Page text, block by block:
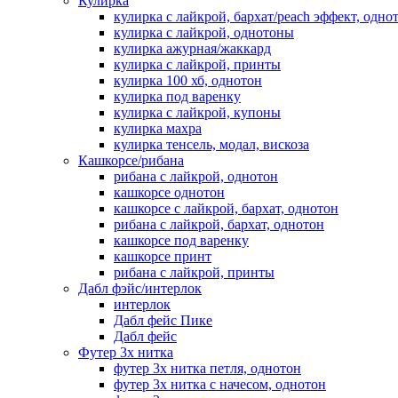
кулирка с лайкрой, бархат/peach эффект,
кулирка с лайкрой, однотоны
кулирка ажурная/жаккард
кулирка с лайкрой, принты
кулирка 100 хб, однотон
кулирка под варенку
кулирка с лайкрой, купоны
кулирка махра
кулирка тенсель, модал, вискоза
Кашкорсе/рибана
рибана с лайкрой, однотон
кашкорсе однотон
кашкорсе с лайкрой, бархат, однотон
рибана с лайкрой, бархат, однотон
кашкорсе под варенку
кашкорсе принт
рибана с лайкрой, принты
Дабл фэйс/интерлок
интерлок
Дабл фейс Пике
Дабл фейс
Футер 3х нитка
футер 3х нитка петля, однотон
футер 3х нитка с начесом, однотон